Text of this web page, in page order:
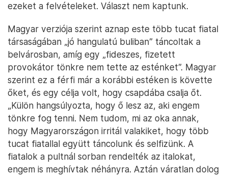
ezeket a felvételeket. Választ nem kaptunk.
Magyar verziója szerint aznap este több tucat fiatal
társaságában „jó hangulatú buliban” táncoltak a
belvárosban, amíg egy „fideszes, fizetett
provokátor tönkre nem tette az esténket”. Magyar
szerint ez a férfi már a korábbi estéken is követte
őket, és egy célja volt, hogy csapdába csalja őt.
„Külön hangsúlyozta, hogy ő lesz az, aki engem
tönkre fog tenni. Nem tudom, mi az oka annak,
hogy Magyarországon irritál valakiket, hogy több
tucat fiatallal együtt táncolunk és selfizünk. A
fiatalok a pultnál sorban rendelték az italokat,
engem is meghívtak néhányra. Aztán váratlan dolog